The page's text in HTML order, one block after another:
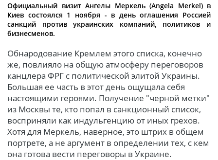
Официальный визит Ангелы Меркель (Angela Merkel) в
Киев состоялся 1 ноября - в день оглашения Россией
санкций против украинских компаний, политиков и
бизнесменов.
Обнародование Кремлем этого списка, конечно
же, повлияло на общую атмосферу переговоров
канцлера ФРГ с политической элитой Украины.
Большая ее часть в этот день ощущала себя
настоящими героями. Получение "черной метки"
из Москвы те, кто попал в санкционный список,
восприняли как индульгенцию от иных грехов.
Хотя для Меркель, наверное, это штрих в общем
портрете, а не аргумент в определении тех, с кем
она готова вести переговоры в Украине.